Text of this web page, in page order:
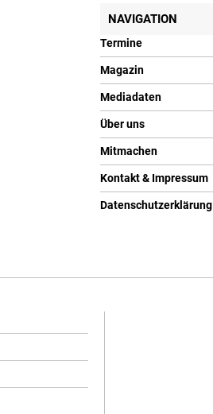
NAVIGATION
Termine
Magazin
Mediadaten
Über uns
Mitmachen
Kontakt & Impressum
Datenschutzerklärung